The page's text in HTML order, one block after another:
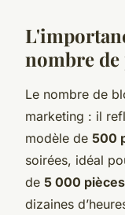
nombre de
Le nombre de
marketing : il
modèle de 500
soirées, idéal
de 5 000 pièces
dizaines